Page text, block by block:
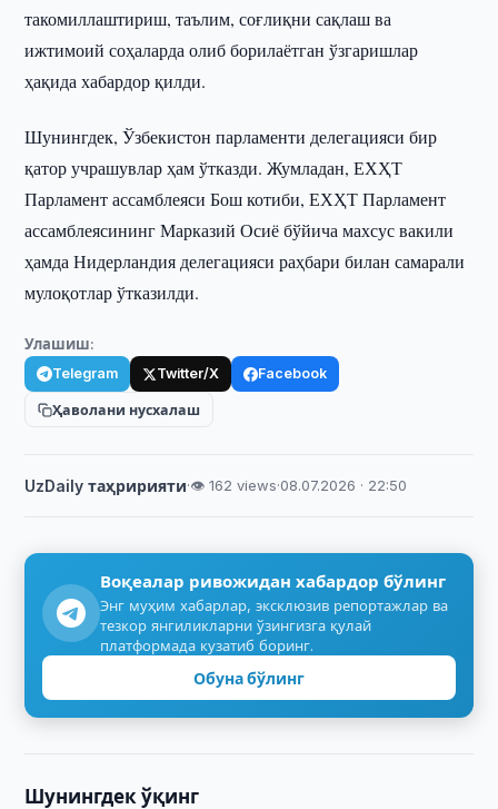
такомиллаштириш, таълим, соғлиқни сақлаш ва
ижтимоий соҳаларда олиб борилаётган ўзгаришлар
ҳақида хабардор қилди.
Шунингдек, Ўзбекистон парламенти делегацияси бир
қатор учрашувлар ҳам ўтказди. Жумладан, ЕХҲТ
Парламент ассамблеяси Бош котиби, ЕХҲТ Парламент
ассамблеясининг Марказий Осиё бўйича махсус вакили
ҳамда Нидерландия делегацияси раҳбари билан самарали
мулоқотлар ўтказилди.
Улашиш:
Telegram Twitter/X Facebook
Ҳаволани нусхалаш
UzDaily таҳририяти·👁 162 views·08.07.2026 · 22:50
Воқеалар ривожидан хабардор бўлинг
Энг муҳим хабарлар, эксклюзив репортажлар ва
тезкор янгиликларни ўзингизга қулай
платформада кузатиб боринг.
Обуна бўлинг
Шунингдек ўқинг